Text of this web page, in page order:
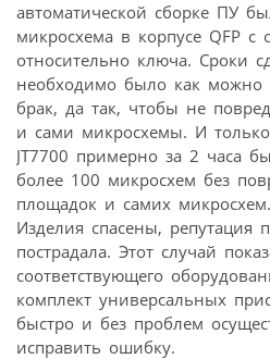
автоматической сборке ПУ
микросхема в корпусе QFP
относительно ключа. Сроки
необходимо было как можно
брак, да так, чтобы не
и сами микросхемы. И только
JT7700 примерно за 2 часа
более 100 микросхем без
площадок и самих
Изделия спасены, репутация
пострадала. Этот случай
соответствующего
комплект универсальных
быстро и без проблем
исправить ошибку.